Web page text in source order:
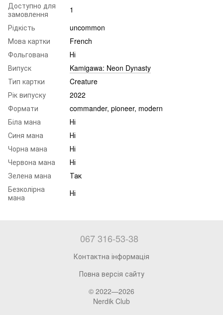
Доступно для
замовлення
1
Рідкість
uncommon
Мова картки
French
Фольгована
Ні
Випуск
Kamigawa: Neon Dynasty
Тип картки
Creature
Рік випуску
2022
Формати
commander, pioneer, modern
Біла мана
Ні
Синя мана
Ні
Чорна мана
Ні
Червона мана
Ні
Зелена мана
Так
Безколірна
мана
Ні
067 316-53-38
Контактна інформація
Повна версія сайту
© 2022—2026
Nerdik Club